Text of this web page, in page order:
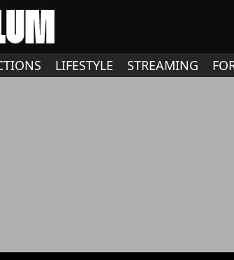
LIFESTYLE STREAMING